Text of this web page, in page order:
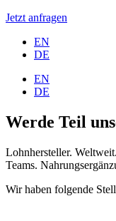
Jetzt anfragen
EN
DE
EN
DE
Werde Teil
Lohnhersteller.
Teams.
Wir haben folgende